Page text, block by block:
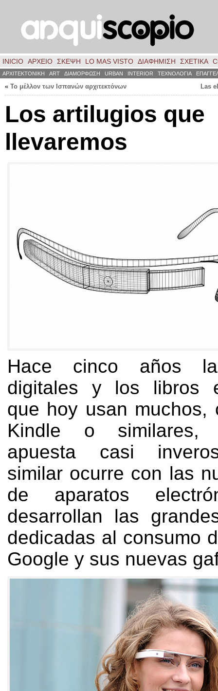
INICIO ΑΡΧΕΙΟ ΣΚΈΨΗ LO MAS VISTO ΔΙΑΦΗΜΙΣΗ ΣΧΕΤΙΚΑ
ΑΡΧΙΤΕΚΤΟΝΙΚΗ ART ΔΙΑΜΟΡΦΩΣΗ URBAN INTERIOR ΤΕΧΝΟΛΟΓΙΑ
« Το μέλλον των Ισπανών αρχιτεκτόνων Las
Los artilugios que
llevaremos
Hace cinco años
digitales y los libros
que hoy usan muchos,
Kindle o similares
apuesta casi
similar ocurre con las
de aparatos
desarrollan las
dedicadas al consumo
Google y sus nuevas